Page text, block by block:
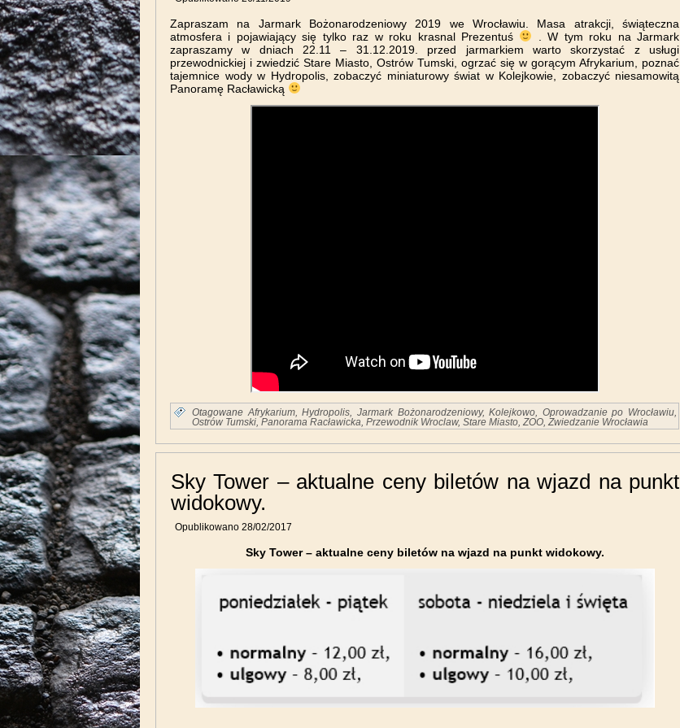
Zapraszam na Jarmark Bożonarodzeniowy 2019 we Wrocławiu. Masa atrakcji, świąteczna
atmosfera i pojawiający się tylko raz w roku krasnal Prezentuś
. W tym roku na Jarmark
zapraszamy w dniach 22.11 – 31.12.2019. przed jarmarkiem warto skorzystać z usługi
przewodnickiej i zwiedzić Stare Miasto, Ostrów Tumski, ogrzać się w gorącym Afrykarium, poznać
tajemnice wody w Hydropolis, zobaczyć miniaturowy świat w Kolejkowie, zobaczyć niesamowitą
Panoramę Racławicką
Otagowane Afrykarium,Hydropolis, Jarmark Bożonarodzeniowy,Kolejkowo, Oprowadzanie po Wrocławiu,
Ostrów Tumski, Panorama Racławicka, Przewodnik Wroclaw, Stare Miasto, ZOO, Zwiedzanie Wrocławia
Sky Tower – aktualne ceny biletów na wjazd na punkt
widokowy.
Opublikowano 28/02/2017
Sky Tower – aktualne ceny biletów na wjazd na punkt widokowy.